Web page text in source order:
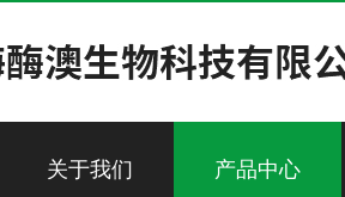
关于我们 产品中心